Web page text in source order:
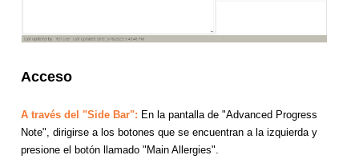
Acceso
A través del "Side Bar": En la pantalla de "Advanced Progress
Note", dirigirse a los botones que se encuentran a la izquierda y
presione el botón llamado "Main Allergies".